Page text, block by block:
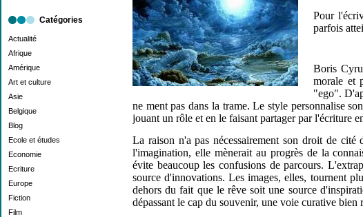
Catégories
Actualité
Afrique
Amérique
Art et culture
Asie
Belgique
Blog
Ecole et études
Economie
Ecriture
Europe
Fiction
Film
Pour
parfois
Boris
morale et
"ego".
ne ment pas dans la trame. Le style personnalise
jouant un rôle et en le faisant partager par l'écriture
La raison n'a pas nécessairement son droit de
l'imagination, elle mènerait au progrès de la
évite beaucoup les confusions de parcours.
source d'innovations. Les images, elles, tournent
dehors du fait que le rêve soit une source
dépassant le cap du souvenir, une voie curative bien